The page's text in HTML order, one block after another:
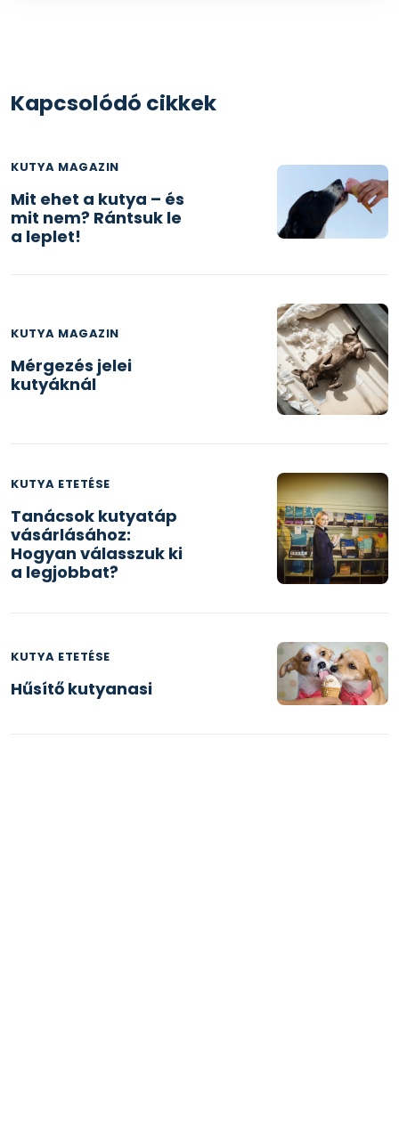
Kapcsolódó cikkek
KUTYA MAGAZIN
Mit ehet a kutya – és
mit nem? Rántsuk le
a leplet!
KUTYA MAGAZIN
Mérgezés jelei
kutyáknál
KUTYA ETETÉSE
Tanácsok kutyatáp
vásárlásához:
Hogyan válasszuk ki
a legjobbat?
KUTYA ETETÉSE
Hűsítő kutyanasi